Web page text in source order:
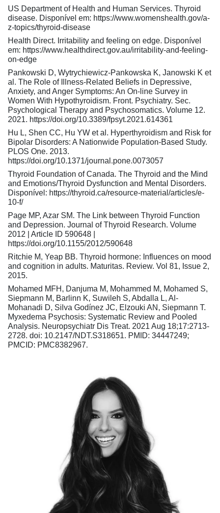
US Department of Health and Human Services. Thyroid
disease. Disponível em: https://www.womenshealth.gov/a-
z-topics/thyroid-disease
Health Direct. Irritability and feeling on edge. Disponível
em: https://www.healthdirect.gov.au/irritability-and-feeling-
on-edge
Pankowski D, Wytrychiewicz-Pankowska K, Janowski K et
al. The Role of Illness-Related Beliefs in Depressive,
Anxiety, and Anger Symptoms: An On-line Survey in
Women With Hypothyroidism. Front. Psychiatry. Sec.
Psychological Therapy and Psychosomatics. Volume 12.
2021. https://doi.org/10.3389/fpsyt.2021.614361
Hu L, Shen CC, Hu YW et al. Hyperthyroidism and Risk for
Bipolar Disorders: A Nationwide Population-Based Study.
PLOS One. 2013.
https://doi.org/10.1371/journal.pone.0073057
Thyroid Foundation of Canada. The Thyroid and the Mind
and Emotions/Thyroid Dysfunction and Mental Disorders.
Disponível: https://thyroid.ca/resource-material/articles/e-
10-f/
Page MP, Azar SM. The Link between Thyroid Function
and Depression. Journal of Thyroid Research. Volume
2012 | Article ID 590648 |
https://doi.org/10.1155/2012/590648
Ritchie M, Yeap BB. Thyroid hormone: Influences on mood
and cognition in adults. Maturitas. Review. Vol 81, Issue 2,
2015.
Mohamed MFH, Danjuma M, Mohammed M, Mohamed S,
Siepmann M, Barlinn K, Suwileh S, Abdalla L, Al-
Mohanadi D, Silva Godínez JC, Elzouki AN, Siepmann T.
Myxedema Psychosis: Systematic Review and Pooled
Analysis. Neuropsychiatr Dis Treat. 2021 Aug 18;17:2713-
2728. doi: 10.2147/NDT.S318651. PMID: 34447249;
PMCID: PMC8382967.